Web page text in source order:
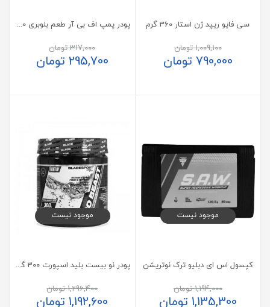
سی فایو ریپد ژن استار 360 گرم
1,009,100تومان
790,000 تومان
پودر پمپ اف بی آر طعم بلوبری 300 گرم
317,000تومان
295,700 تومان
موجود نیست
کپسول اس ای دبلیو ترک نوتریشن
1,194,000تومان
1,135,300 تومان
موجود نیست
پودر نو بیست بلید اسپورت 300 گرم
1,296,400تومان
1,192,600 تومان